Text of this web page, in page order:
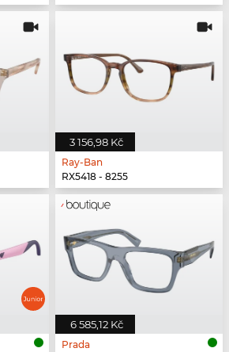
3 156,98 Kč
Ray-Ban
RX5418 - 8255
6 585,12 Kč
Prada